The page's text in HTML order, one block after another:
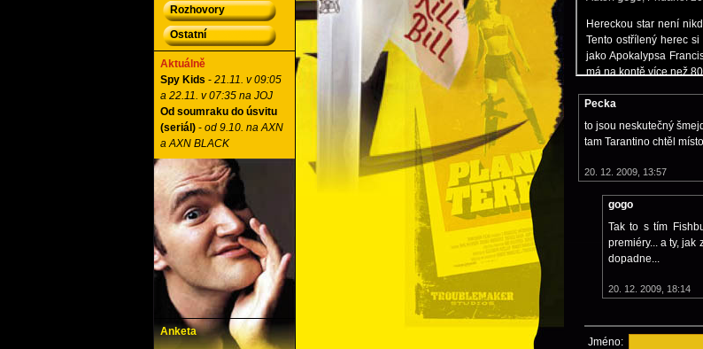
Pecka
to jsou neskutečný
tam Tarantino chtěl
20. 12. 2009, 13:57
gogo
Tak to s tím
premiéry... a ty, jak
dopadne...
20. 12. 2009, 18:14
Jméno:
Rozhovory
Ostatní
Aktuálně
Spy Kids - 21.11. v 09:05
a 22.11. v 07:35 na JOJ
Od soumraku do úsvitu
(seriál)- od 9.10. na AXN
a AXN BLACK
Anketa